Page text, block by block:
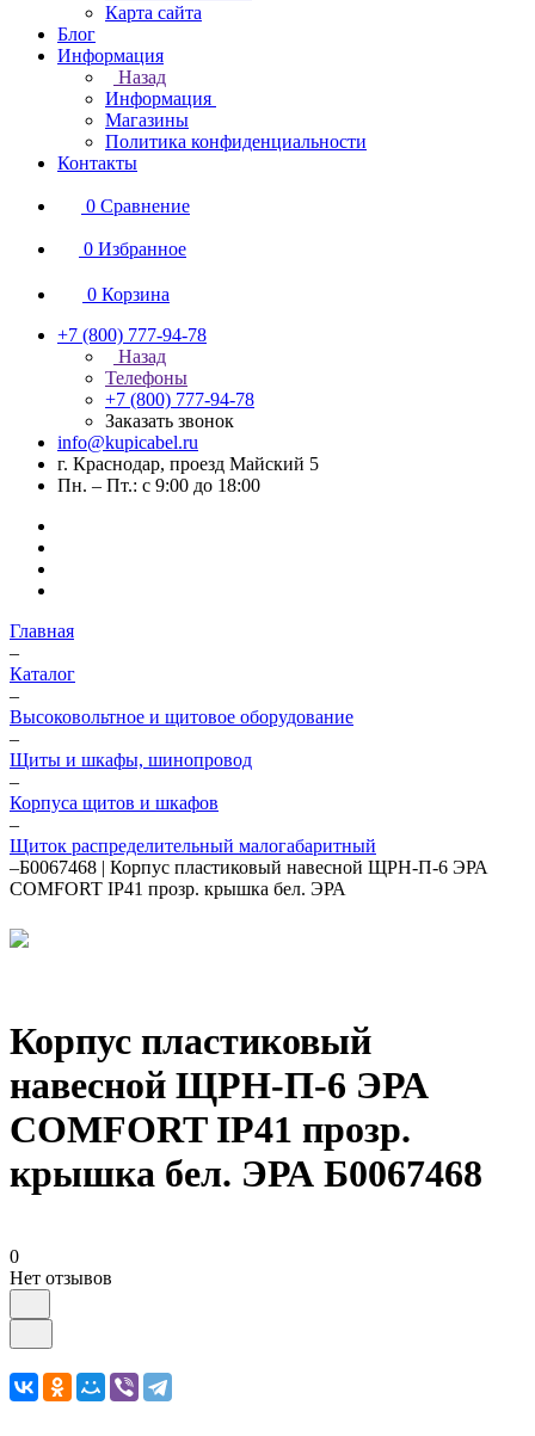
Карта сайта
Блог
Информация
Назад
Информация
Магазины
Политика конфиденциальности
Контакты
0 Сравнение
0 Избранное
0 Корзина
+7 (800) 777-94-78
Назад
Телефоны
+7 (800) 777-94-78
Заказать звонок
info@kupicabel.ru
г. Краснодар, проезд Майский 5
Пн. – Пт.: с 9:00 до 18:00
Главная
–
Каталог
–
Высоковольтное и щитовое оборудование
–
Щиты и шкафы, шинопровод
–
Корпуса щитов и шкафов
–
Щиток распределительный малогабаритный
–Б0067468 | Корпус пластиковый навесной ЩРН-П-6 ЭРА
COMFORT IP41 прозр. крышка бел. ЭРА
Корпус пластиковый
навесной ЩРН-П-6 ЭРА
COMFORT IP41 прозр.
крышка бел. ЭРА Б0067468
0
Нет отзывов